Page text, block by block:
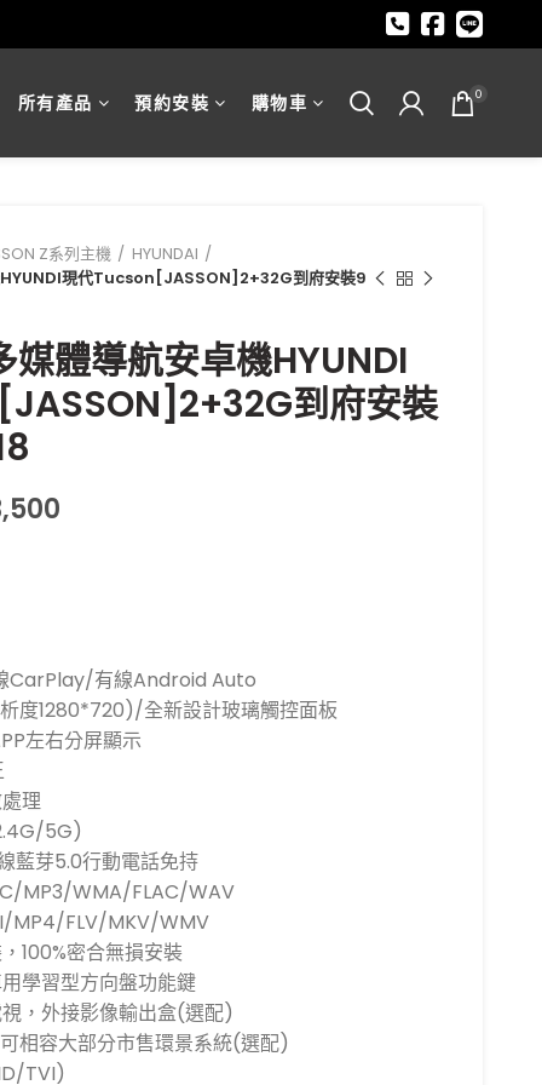
所有產品 預約安裝 購物車 0
Z系列主機
HYUNDAI
HYUNDI現代Tucson[JASSON]2+32G到府安裝9
媒體導航安卓機HYUNDI
到府安裝
CarPlay/有線Android Auto
度1280*720)/全新設計玻璃觸控面板
左右分屏顯示
理
5G)
藍芽5.0行動電話免持
MP3/WMA/FLAC/WAV
MP4/FLV/MKV/WMV
100%密合無損安裝
學習型方向盤功能鍵
，外接影像輸出盒(選配)
相容大部分市售環景系統(選配)
TVI)